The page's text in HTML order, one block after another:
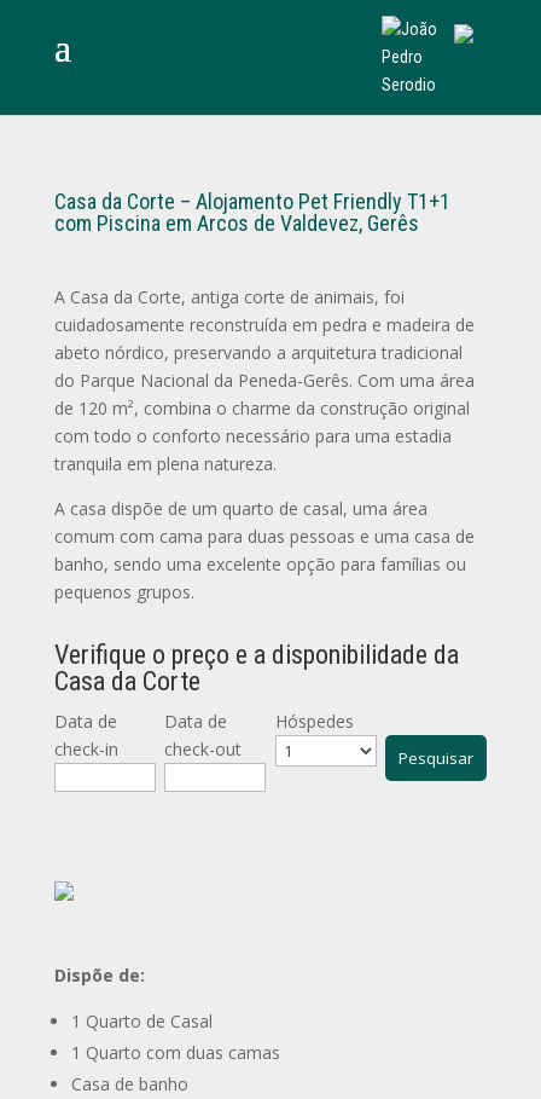
Casa da Corte – Alojamento Pet Friendly T1+1
com Piscina em Arcos de Valdevez, Gerês
A Casa da Corte, antiga corte de animais, foi
cuidadosamente reconstruída em pedra e madeira de
abeto nórdico, preservando a arquitetura tradicional
do Parque Nacional da Peneda-Gerês. Com uma área
de 120 m², combina o charme da construção original
com todo o conforto necessário para uma estadia
tranquila em plena natureza.
A casa dispõe de um quarto de casal, uma área
comum com cama para duas pessoas e uma casa de
banho, sendo uma excelente opção para famílias ou
pequenos grupos.
Verifique o preço e a disponibilidade da
Casa da Corte
Data de
check-in
Data de
check-out
Hóspedes
Dispõe de:
1 Quarto de Casal
1 Quarto com duas camas
Casa de banho